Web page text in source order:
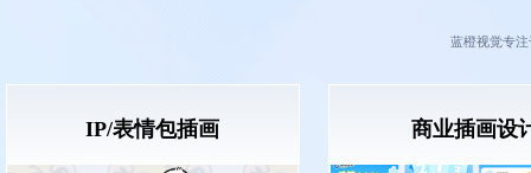
蓝橙视觉专
IP/表情包插画 商业插画设